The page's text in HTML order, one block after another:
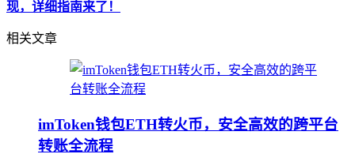
现，详细指南来了！
相关文章
imToken钱包ETH转火币，安全高效的跨平台
转账全流程